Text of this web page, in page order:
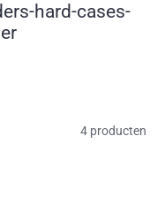
hard-cases-
4 producten